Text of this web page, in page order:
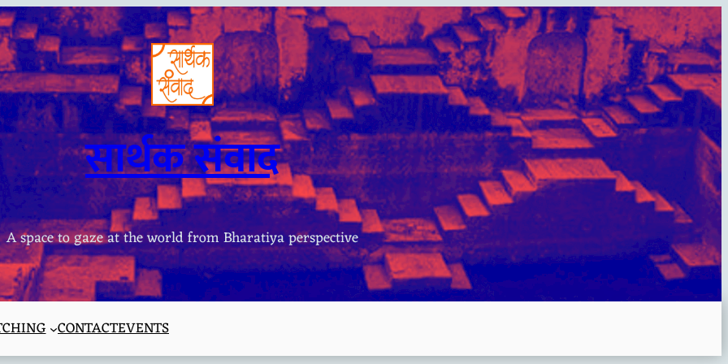
सार्थक संवाद
A space to gaze at the world from Bharatiya perspective
CONTACTEVENTS